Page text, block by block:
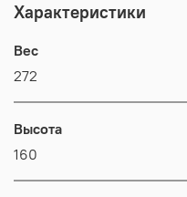
Характеристики
Вес
272
Высота
160